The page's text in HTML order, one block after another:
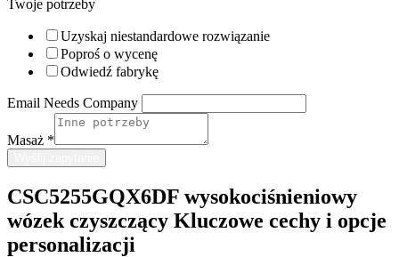
Twoje potrzeby
Uzyskaj niestandardowe rozwiązanie
Poproś o wycenę
Odwiedź fabrykę
Email Needs Company
Masaż *
CSC5255GQX6DF wysokociśnieniowy
wózek czyszczący Kluczowe cechy i opcje
personalizacji